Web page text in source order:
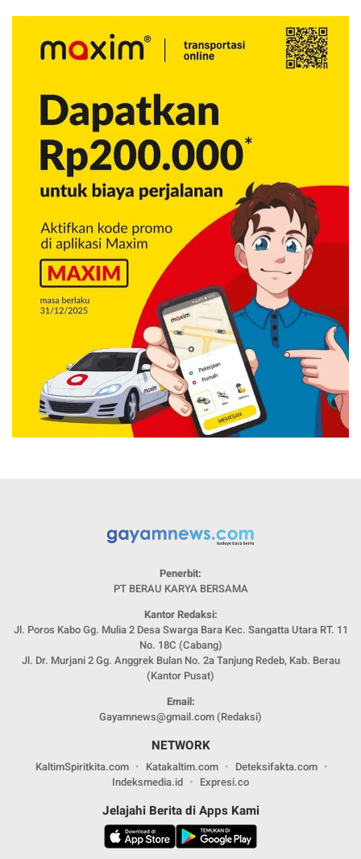
Penerbit:
PT BERAU KARYA BERSAMA
Kantor Redaksi:
Jl. Poros Kabo Gg. Mulia 2 Desa Swarga Bara Kec. Sangatta Utara RT. 11
No. 18C (Cabang)
Jl. Dr. Murjani 2 Gg. Anggrek Bulan No. 2a Tanjung Redeb, Kab. Berau
(Kantor Pusat)
Email:
Gayamnews@gmail.com (Redaksi)
NETWORK
KaltimSpiritkita.com Katakaltim.com
Deteksifakta.com
Indeksmedia.id
Expresi.co
Jelajahi Berita di Apps Kami